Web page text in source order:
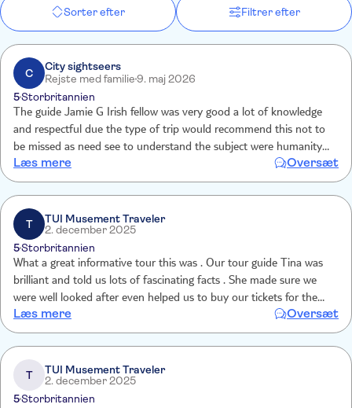
Sorter efter Filtrer efter
C
City sightseers
Rejste med familie9. maj 2026
5Storbritannien
The guide Jamie G Irish fellow was very good a lot of knowledge
and respectful due the type of trip would recommend this not to
be missed as need see to understand the subject were humanity
not at it greatest
Læs mere Oversæt
T
TUI Musement Traveler
2. december 2025
5Storbritannien
What a great informative tour this was . Our tour guide Tina was
brilliant and told us lots of fascinating facts . She made sure we
were well looked after even helped us to buy our tickets for the
train . I would recommend this tour to everyone
Læs mere Oversæt
T
TUI Musement Traveler
2. december 2025
5Storbritannien